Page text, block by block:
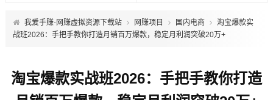
我爱手赚-网赚虚拟资源下载站 网赚项目 国内电商
淘宝爆款实
战班2026：手把手教你打造月销百万爆款，稳定月利润突破20万+
淘宝爆款实战班2026：手把手教你打造